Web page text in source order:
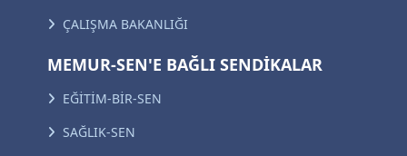
ÇALIŞMA BAKANLIĞI
MEMUR-SEN'E BAĞLI SENDİKALAR
EĞİTİM-BİR-SEN
SAĞLIK-SEN